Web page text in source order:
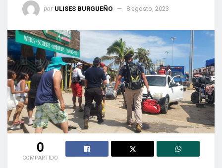
por ULISES BURGUEÑO 8 agosto, 2023
0
COMPARTIDO